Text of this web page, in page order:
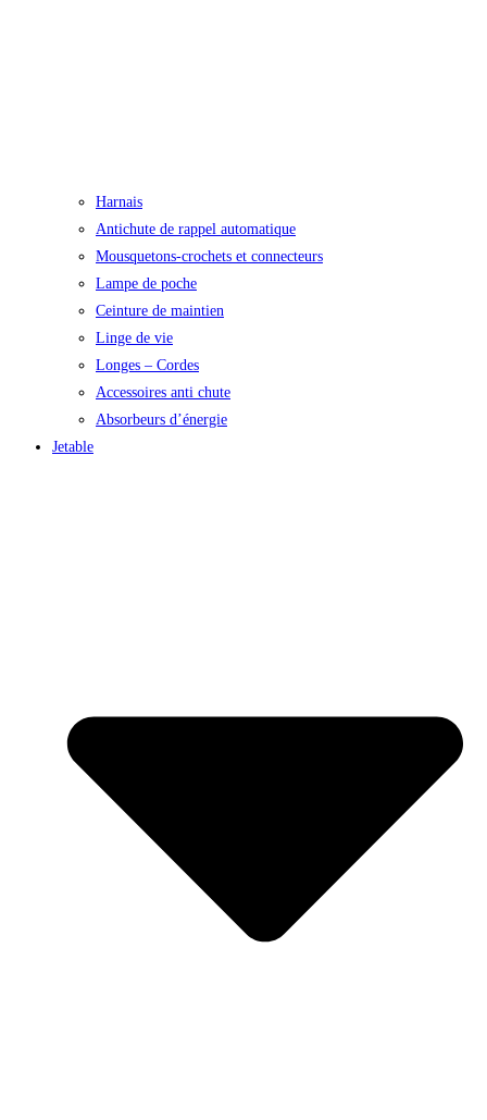
Harnais
Antichute de rappel automatique
Mousquetons-crochets et connecteurs
Lampe de poche
Ceinture de maintien
Linge de vie
Longes – Cordes
Accessoires anti chute
Absorbeurs d’énergie
Jetable